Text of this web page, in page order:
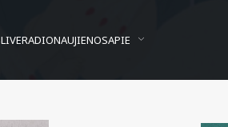
LIVERADIONAUJIENOSAPIE